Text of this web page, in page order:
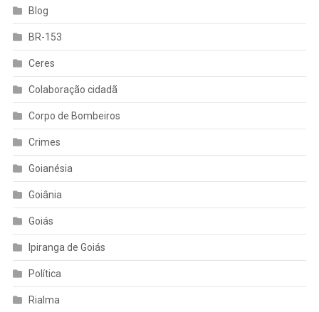
Blog
BR-153
Ceres
Colaboração cidadã
Corpo de Bombeiros
Crimes
Goianésia
Goiânia
Goiás
Ipiranga de Goiás
Política
Rialma